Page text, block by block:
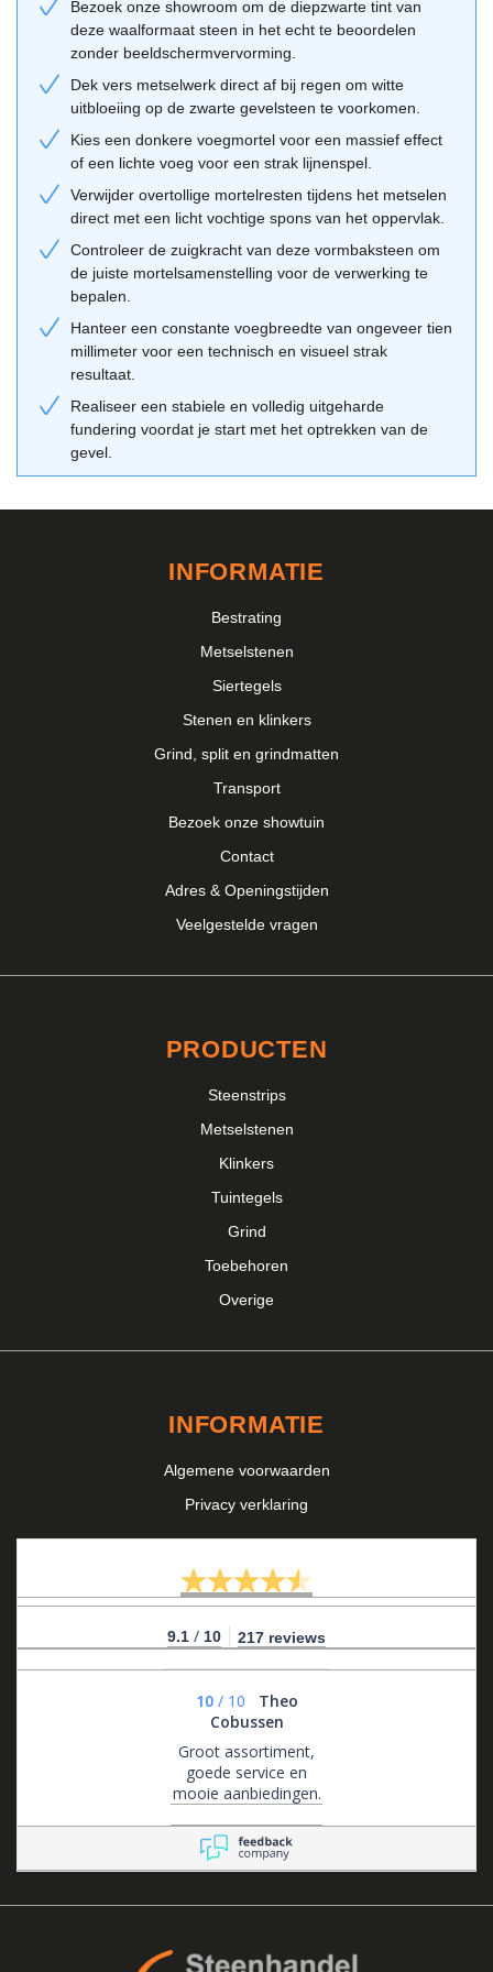
Combinatietips van de Geba 458
Voor een modern resultaat adviseren wij om deze steen te
verwerken met een dunne voeg of een voeg in dezelfde kleur als
de steen (doorstrijken). Dit accentueert het massieve karakter van
de gevel. Indien je meer diepte wilt creëren, kan een lichtgrijze
voeg de horizontale lijnen van het waalformaat benadrukken.
Deze steen laat zich uitstekend combineren met natuurlijke
materialen zoals vergrijsd hout of lichte natuursteen elementen.
om verschillende combinaties digitaal uit
te proberen voordat je een definitieve keuze maakt.
Bezoek onze showroom om de diepzwarte tint van
deze waalformaat steen in het echt te beoordelen
zonder beeldschermvervorming.
Dek vers metselwerk direct af bij regen om witte
uitbloeiing op de zwarte gevelsteen te voorkomen.
Kies een donkere voegmortel voor een massief effect
of een lichte voeg voor een strak lijnenspel.
Verwijder overtollige mortelresten tijdens het metselen
direct met een licht vochtige spons van het oppervlak.
Controleer de zuigkracht van deze vormbaksteen om
de juiste mortelsamenstelling voor de verwerking te
bepalen.
Hanteer een constante voegbreedte van ongeveer tien
millimeter voor een technisch en visueel strak
resultaat.
Realiseer een stabiele en volledig uitgeharde
fundering voordat je start met het optrekken van de
gevel.
INFORMATIE
Bestrating
Metselstenen
Siertegels
Stenen en klinkers
Grind, split en grindmatten
Transport
Bezoek onze showtuin
Contact
Adres & Openingstijden
Veelgestelde vragen
PRODUCTEN
Steenstrips
Metselstenen
Klinkers
Tuintegels
Grind
Toebehoren
Overige
INFORMATIE
Algemene voorwaarden
Privacy verklaring
9.1 / 10 217 reviews
10 / 10
Theo
Cobussen
Groot assortiment,
goede service en
mooie aanbiedingen.